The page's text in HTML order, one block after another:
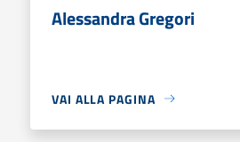
Alessandra Gregori
VAI ALLA PAGINA